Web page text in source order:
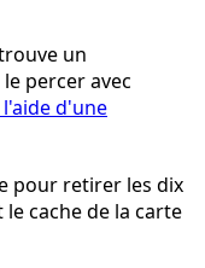
un
percer avec
d'une
pour retirer les dix
cache de la carte